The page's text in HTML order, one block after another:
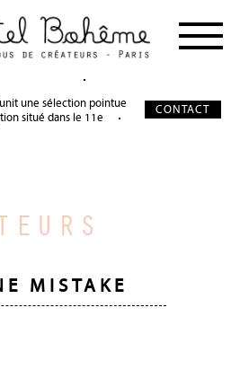
NOS CRÉATEURS
PRESSE
QUI SOMMES-NOUS ?
SALON DE THÉ
DEVENIR PARTENAIRE
une sélection pointue
situé dans le 11e
CONTACT
MISTAKE